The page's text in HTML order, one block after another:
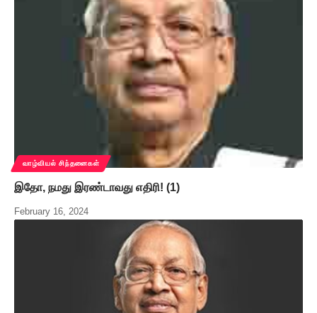
வாழ்வியல் சிந்தனைகள்
இதோ, நமது இரண்டாவது எதிரி! (1)
February 16, 2024